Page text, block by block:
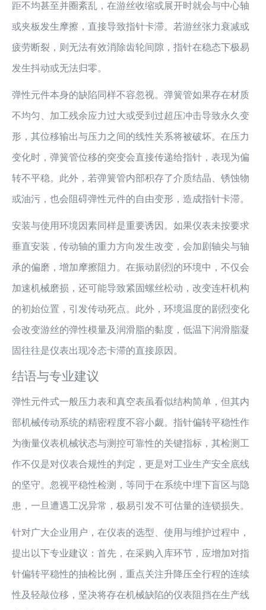
距不均甚至并圈紊乱，在游丝收缩或展开时就会与中心轴
或夹板发生摩擦，直接导致指针卡滞。若游丝张力衰减或
疲劳断裂，则无法有效消除齿轮间隙，指针在稳态下极易
发生抖动或无法归零。
弹性元件本身的缺陷同样不容忽视。弹簧管如果存在材质
不均匀、加工残余应力过大或受到过超压冲击导致永久变
形，其位移输出与压力之间的线性关系将被破坏。在压力
变化时，弹簧管位移的突变会直接传递给指针，表现为偏
转不平稳。此外，若弹簧管内部积存了介质结晶、锈蚀物
或油污，也会阻碍弹性元件的自由变形，造成指针卡滞。
安装与使用环境因素同样是重要诱因。如果仪表未按要求
垂直安装，传动轴的重力方向发生改变，会加剧轴尖与轴
承的偏磨，增加摩擦阻力。在振动剧烈的环境中，不仅会
加速机械磨损，还可能导致紧固螺丝松动，改变连杆机构
的初始位置，引发传动死点。此外，环境温度的剧烈变化
会改变游丝的弹性模量及润滑脂的黏度，低温下润滑脂凝
固往往是仪表出现冷态卡滞的直接原因。
结语与专业建议
弹性元件式一般压力表和真空表虽看似结构简单，但其内
部机械传动系统的精密程度不容小觑。指针偏转平稳性作
为衡量仪表机械状态与测控可靠性的关键指标，其检测工
作不仅是对仪表合规性的判定，更是对工业生产安全底线
的坚守。忽视平稳性检测，等同于在系统中埋下盲区与隐
患，一旦遭遇工况异常，极易引发不可估量的连锁损失。
针对广大企业用户，在仪表的选型、使用与维护过程中，
提出以下专业建议：首先，在采购入库环节，应增加对指
针偏转平稳性的抽检比例，重点关注升降压全行程的连续
性及轻敲位移，坚决将存在机械缺陷的仪表阻挡在生产线